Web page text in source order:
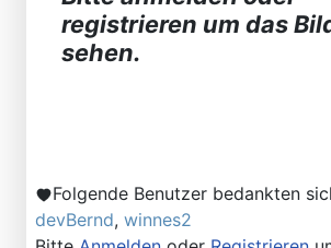
registrieren um das
sehen.
Folgende Benutzer bedankten
devBernd, winnes2